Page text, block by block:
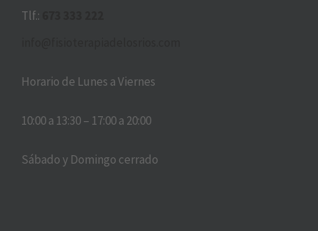
Tlf.:
Horario de Lunes a Viernes
10:00 a 13:30 – 17:00 a 20:00
Sábado y Domingo cerrado